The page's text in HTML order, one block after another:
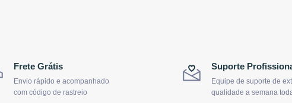
Frete Grátis
Envio rápido e acompanhado
com código de rastreio
Suporte
Equipe de suporte de
qualidade a semana